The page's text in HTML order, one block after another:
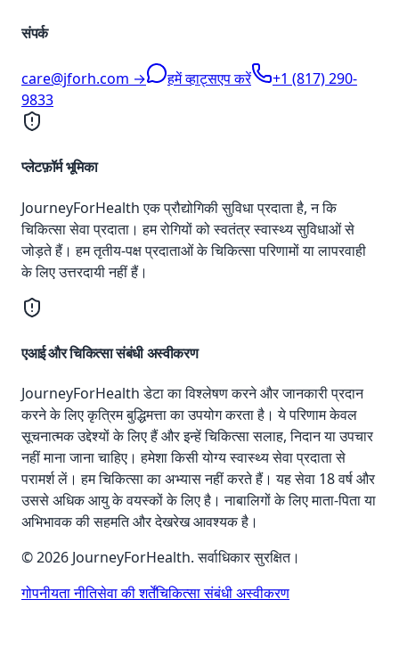
संपर्क
care@jforh.com → हमें व्हाट्सएप करें
+1 (817) 290-
9833
प्लेटफ़ॉर्म भूमिका
JourneyForHealth एक प्रौद्योगिकी सुविधा प्रदाता है, न कि
चिकित्सा सेवा प्रदाता। हम रोगियों को स्वतंत्र स्वास्थ्य सुविधाओं से
जोड़ते हैं। हम तृतीय-पक्ष प्रदाताओं के चिकित्सा परिणामों या लापरवाही
के लिए उत्तरदायी नहीं हैं।
एआई और चिकित्सा संबंधी अस्वीकरण
JourneyForHealth डेटा का विश्लेषण करने और जानकारी प्रदान
करने के लिए कृत्रिम बुद्धिमत्ता का उपयोग करता है। ये परिणाम केवल
सूचनात्मक उद्देश्यों के लिए हैं और इन्हें चिकित्सा सलाह, निदान या उपचार
नहीं माना जाना चाहिए। हमेशा किसी योग्य स्वास्थ्य सेवा प्रदाता से
परामर्श लें। हम चिकित्सा का अभ्यास नहीं करते हैं। यह सेवा 18 वर्ष और
उससे अधिक आयु के वयस्कों के लिए है। नाबालिगों के लिए माता-पिता या
अभिभावक की सहमति और देखरेख आवश्यक है।
© 2026 JourneyForHealth. सर्वाधिकार सुरक्षित।
गोपनीयता नीतिसेवा की शर्तेंचिकित्सा संबंधी अस्वीकरण